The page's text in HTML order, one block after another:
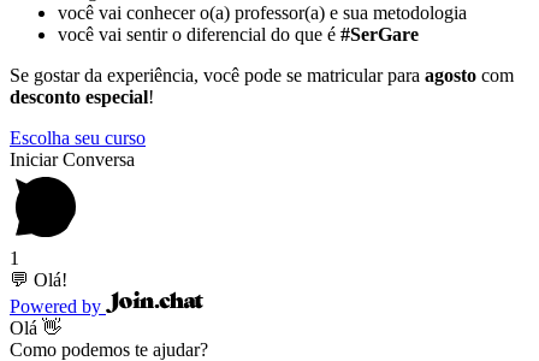
você vai conhecer o(a) professor(a) e sua metodologia
você vai sentir o diferencial do que é #SerGare
Se gostar da experiência, você pode se matricular para agosto com
desconto especial!
Escolha seu curso
Iniciar Conversa
1
💬 Olá!
Powered by
Olá 👋
Como podemos te ajudar?